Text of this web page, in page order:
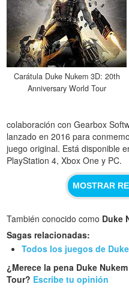
Carátula Duke Nukem 3D: 20th
Anniversary World Tour
colaboración con Gearbox
lanzado en 2016 para
juego original. Está disponible
PlayStation 4, Xbox One y PC.
MOSTRAR
También conocido como Duke
Sagas relacionadas:
Todos los juegos de
¿Merece la pena Duke
Tour? Escribe tu opinión